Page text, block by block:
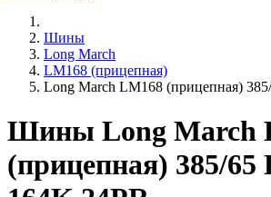
Шины
Long March
LM168 (прицепная)
Long March LM168 (прицепная)
Шины Long March
(прицепная) 385/65